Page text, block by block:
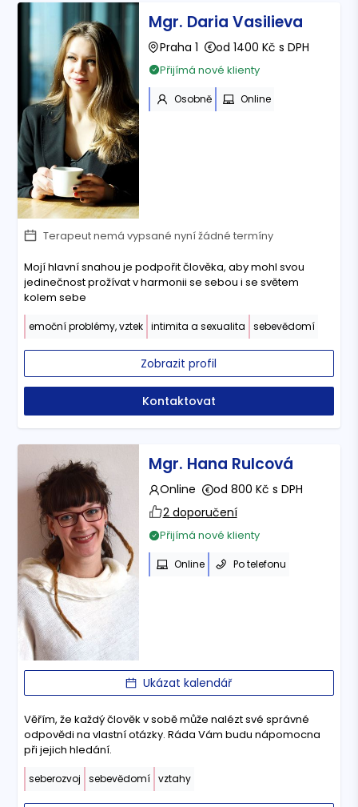
Mgr. Daria Vasilieva
Praha 1 od 1400 Kč s DPH
Přijímá nové klienty
Osobně Online
Terapeut nemá vypsané nyní žádné termíny
Mojí hlavní snahou je podpořit člověka, aby mohl svou
jedinečnost prožívat v harmonii se sebou i se světem
kolem sebe
emoční problémy, vztek intimita a sexualita sebevědomí
Zobrazit profil
Kontaktovat
Mgr. Hana Rulcová
Online
od 800 Kč s DPH
2 doporučení
Přijímá nové klienty
Online Po telefonu
Ukázat kalendář
Věřím, že každý člověk v sobě může nalézt své správné
odpovědi na vlastní otázky. Ráda Vám budu nápomocna
při jejich hledání.
seberozvoj sebevědomí vztahy